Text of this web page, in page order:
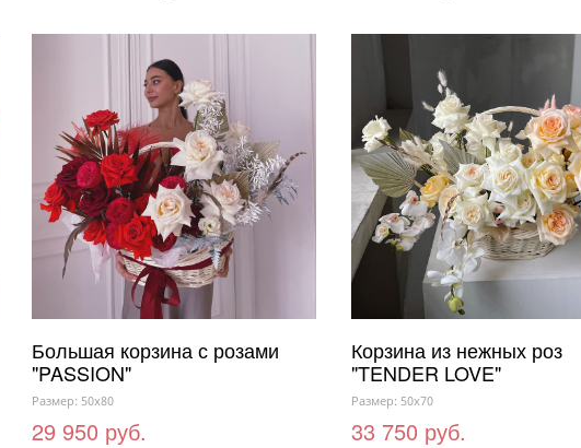
Большая корзина с розами
"PASSION"
Размер: 50x80
29 950 руб.
Корзина из нежных роз
"TENDER LOVE"
Размер: 50x70
33 750 руб.